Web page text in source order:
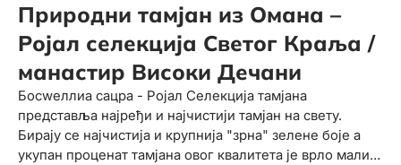
Природни тамјан из Омана –
Ројал селекција Светог Краља /
манастир Високи Дечани
Босwеллиа сацра - Ројал Селекција тамјана
представља најређи и најчистији тамјан на свету.
Бирају се најчистија и крупнија "зрна" зелене боје а
укупан проценат тамјана овог квалитета је врло мали